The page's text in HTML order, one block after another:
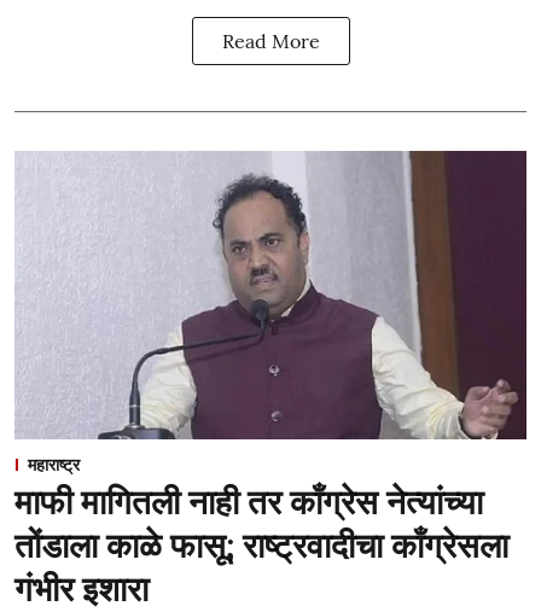
Read More
महाराष्ट्र
माफी मागितली नाही तर काँग्रेस नेत्यांच्या
तोंडाला काळे फासू; राष्ट्रवादीचा काँग्रेसला
गंभीर इशारा